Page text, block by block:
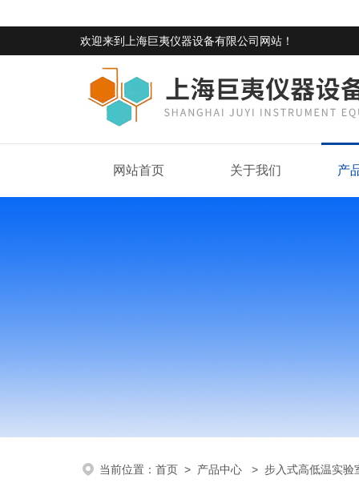
欢迎来到 上海巨夷仪器设备有限公司网站 ！
网站首页 关于我们 产
当前位置： 首页 > 产品中心 > 步入式高低温实验